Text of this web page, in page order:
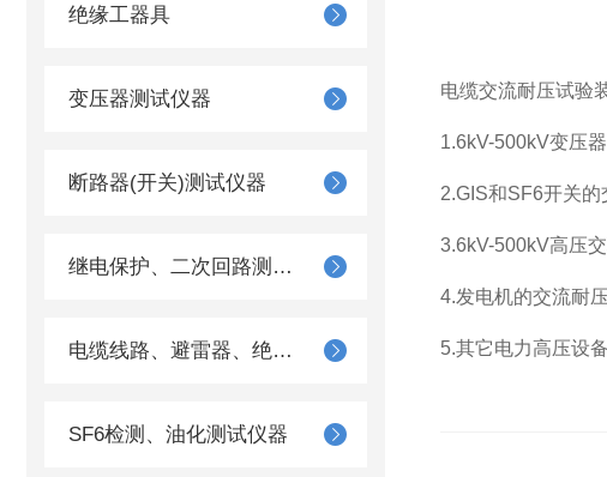
绝缘工器具
变压器测试仪器
断路器(开关)测试仪器
继电保护、二次回路测试仪器
电缆线路、避雷器、绝缘子测试仪器
SF6检测、油化测试仪器
电缆交流耐压试验
1.6kV-500kV变压
2.GIS和SF6开关的
3.6kV-500kV高压
4.发电机的交流耐
5.其它电力高压设